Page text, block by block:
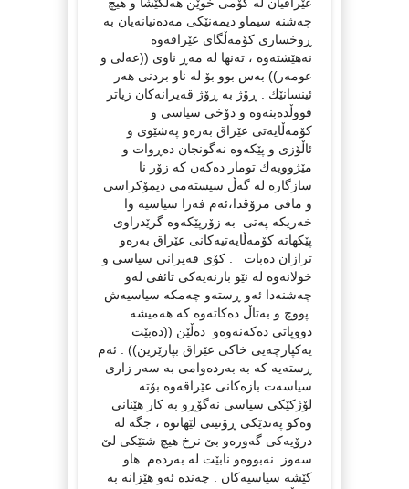
چه‌شنه‌ سیماو دیمه‌نێكی مه‌ده‌نیانه‌یان به‌
ڕوخساری كۆمه‌ڵگای عێراقه‌وه‌
نه‌هێشته‌وه‌ ، ته‌نها له‌ مه‌ڕ ناوی ((عه‌لی و
عومه‌ر)) به‌س بوو بۆ له‌ ناو بردنی هه‌ر
ئینسانێك . ڕۆژ به‌ ڕۆژ قه‌یرانه‌كان زیاتر
قووڵده‌بنه‌وه‌ و دۆخی سیاسی و
كۆمه‌ڵایه‌تی عێراق به‌ره‌و په‌شێوی و
ئاڵۆزی و پێكه‌وه‌ نه‌گونجان ده‌ڕوات و
مێژوویه‌ك تومار ده‌كه‌ن كه‌ زۆر نا
سازگاره‌ له‌ گه‌ڵ سیسته‌می دیمۆكراسی
و مافی مرۆڤدا،ئه‌م فه‌زا سیاسیه‌ وا
خه‌ریكه‌ په‌تی به‌ زۆرپێكه‌وه‌ گرێدراوی
پێكهاته‌ كۆمه‌ڵایه‌تیه‌كانی عێراق به‌ره‌و
ترازان ده‌بات . كۆی قه‌یرانی سیاسی و
خولانه‌وه‌ له‌ نێو بازنه‌یه‌كی تائفی له‌و
چه‌شنه‌دا ئه‌و ڕسته‌و چه‌مكه‌ سیاسیه‌ش
پووچ و به‌تاڵ ده‌كاته‌وه‌ كه‌ هه‌میشه‌
دووپاتی ده‌كه‌نه‌وه‌و ده‌ڵێن ((ده‌بێت
یه‌كپارچه‌یی خاكی عێراق بپارێزین)) . ئه‌م
ڕسته‌یه‌ كه‌ به‌ به‌رده‌وامی به‌ سه‌ر زاری
سیاسه‌ت بازه‌كانی عێراقه‌وه‌ بۆته‌
لۆژكێكی سیاسی نه‌گۆڕو به‌ كار هێنانی
وه‌كو په‌ندێكی ڕۆتینی لێهاتوه‌ ، جگه‌ له‌
درۆیه‌كی گه‌وره‌و بێ‌ نرخ هیچ شتێكی لێ‌
سه‌وز نه‌بووه‌و نابێت له‌ به‌رده‌م هاو
كێشه‌ سیاسیه‌كان . چه‌نده‌ ئه‌و هێزانه‌ به‌